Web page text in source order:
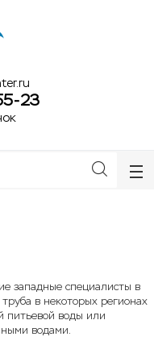
23
западные специалисты в
в некоторых регионах
питьевой воды или
водами.